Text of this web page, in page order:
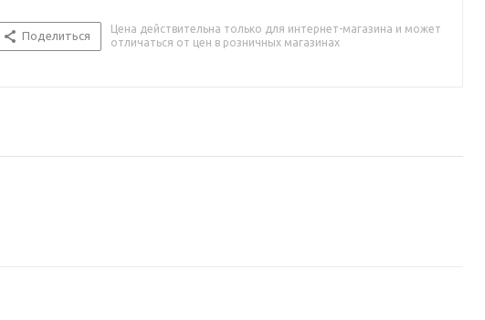
Поделиться
Цена действительна только для интернет-магазина и может
отличаться от цен в розничных магазинах